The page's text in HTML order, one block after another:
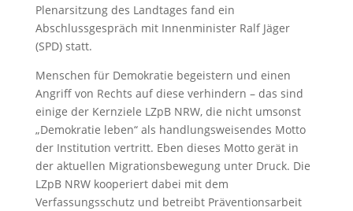
Plenarsitzung des Landtages fand ein
Abschlussgespräch mit Innenminister Ralf Jäger
(SPD) statt.
Menschen für Demokratie begeistern und einen
Angriff von Rechts auf diese verhindern – das sind
einige der Kernziele LZpB NRW, die nicht umsonst
„Demokratie leben“ als handlungsweisendes Motto
der Institution vertritt. Eben dieses Motto gerät in
der aktuellen Migrationsbewegung unter Druck. Die
LZpB NRW kooperiert dabei mit dem
Verfassungsschutz und betreibt Präventionsarbeit